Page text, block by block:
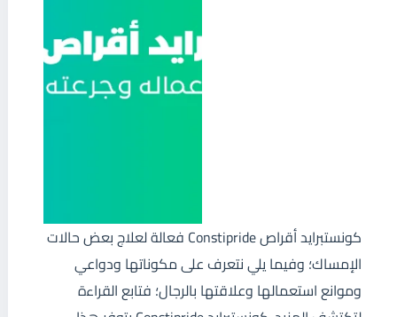
كونستبرايد أقراص Constipride فعالة لعلاج بعض حالات
الإمساك؛ وفيما يلي نتعرف على مكوناتها ودواعي
وموانع استعمالها وعلاقتها بالرجال؛ فتابع القراءة